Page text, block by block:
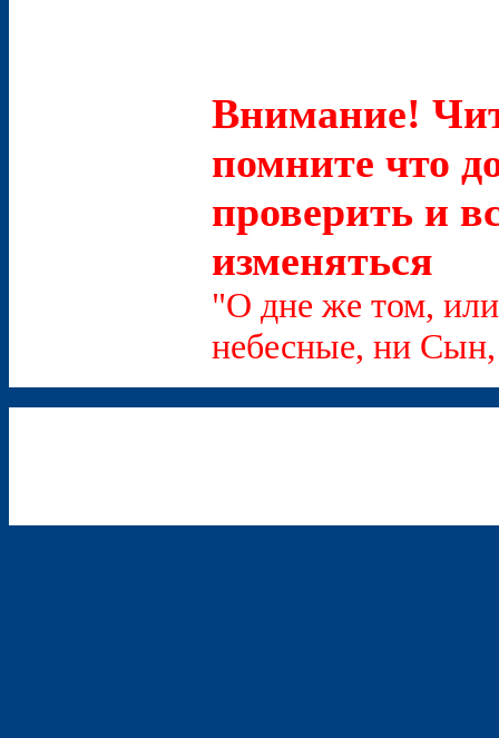
Внимание!
помните что
проверить и
изменяться
"О дне же том,
небесные, ни